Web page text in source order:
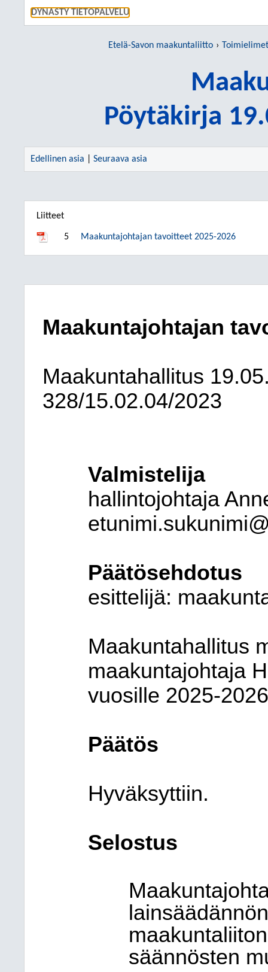
DYNASTY TIETOPALVELU
Etelä-Savon maakuntaliitto Toimielimet
Pöytäkirja
Edellinen asia Seuraava asia
Liitteet
5 Maakuntajohtajan tavoitteet 2025-2026
Maakuntajohtajan
Maakuntahallitus
328/15.02.04/2023
Valmistelija
hallintojohtaja
Päätösehdotus
esittelijä:
Maakuntahallitus
maakuntajohtaja
vuosille 2025-
Päätös
Hyväksyttiin.
Selostus
säännösten